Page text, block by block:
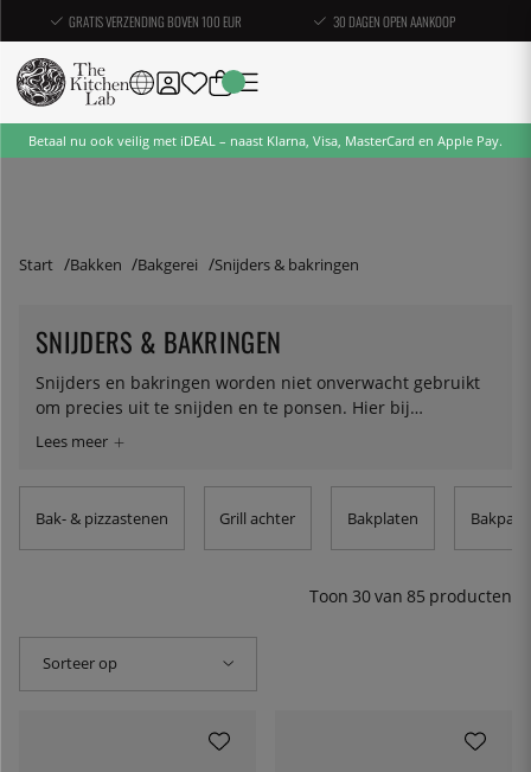
GRATIS VERZENDING BOVEN 100 EUR 30 DAGEN OPEN AANKOOP
Betaal nu ook veilig met iDEAL – naast Klarna, Visa, MasterCard en Apple Pay.
Start Bakken Bakgerei Snijders & bakringen
SNIJDERS & BAKRINGEN
Snijders en bakringen worden niet onverwacht gebruikt
om precies uit te snijden en te ponsen. Hier bij
KitchenLab vind je ze in verschillende maten en vormen.
Bak- & pizzastenen Grill achter Bakplaten
Toon 30van 85 producten
Sorteer op